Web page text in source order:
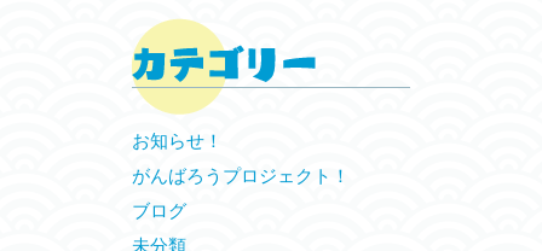
お知らせ！
がんばろうプロジェクト！
ブログ
未分類